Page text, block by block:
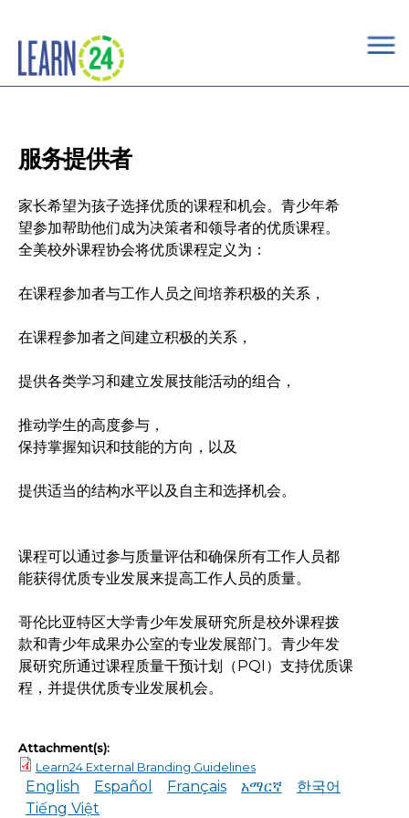
×
服务提供者
家长希望为孩子选择优质的课程和机会。青少年希
望参加帮助他们成为决策者和领导者的优质课程。
全美校外课程协会将优质课程定义为：
在课程参加者与工作人员之间培养积极的关系，
在课程参加者之间建立积极的关系，
提供各类学习和建立发展技能活动的组合，
推动学生的高度参与，
保持掌握知识和技能的方向，以及
提供适当的结构水平以及自主和选择机会。
课程可以通过参与质量评估和确保所有工作人员都
能获得优质专业发展来提高工作人员的质量。
哥伦比亚特区大学青少年发展研究所是校外课程拨
款和青少年成果办公室的专业发展部门。青少年发
展研究所通过课程质量干预计划（PQI）支持优质课
程，并提供优质专业发展机会。
Attachment(s):
Learn24 External Branding Guidelines
English Español Français አማርኛ
한국어
Tiếng Việt